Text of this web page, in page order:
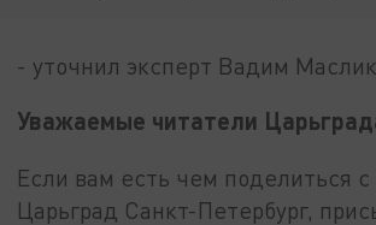
- уточнил эксперт Вадим
Уважаемые читатели
Если вам есть чем поделиться
Царьград Санкт-Петербург,